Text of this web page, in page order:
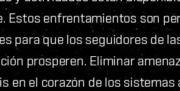
Estos enfrentamientos son
para que los seguidores de
prosperen. Eliminar
en el corazón de los